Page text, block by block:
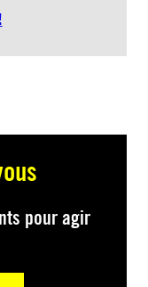
pour agir